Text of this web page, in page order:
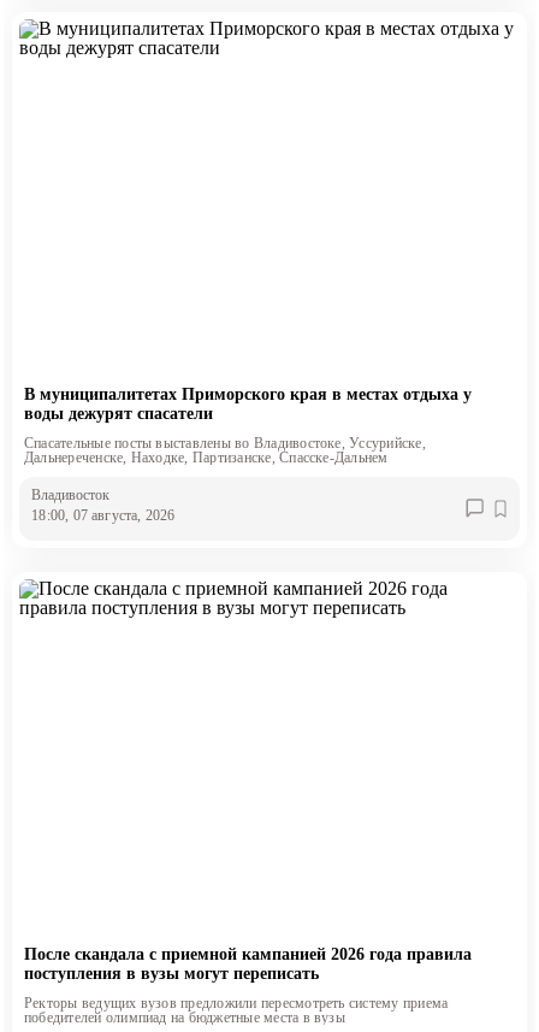
В муниципалитетах Приморского края в местах отдыха у
воды дежурят спасатели
Спасательные посты выставлены во Владивостоке, Уссурийске,
Дальнереченске, Находке, Партизанске, Спасске-Дальнем
Владивосток
18:00, 07 августа, 2026
После скандала с приемной кампанией 2026 года правила
поступления в вузы могут переписать
Ректоры ведущих вузов предложили пересмотреть систему приема
победителей олимпиад на бюджетные места в вузы